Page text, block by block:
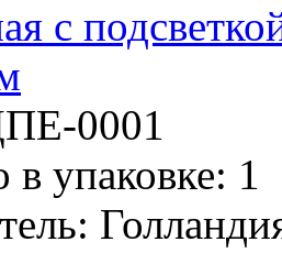
с
0001
в упаковке: 1